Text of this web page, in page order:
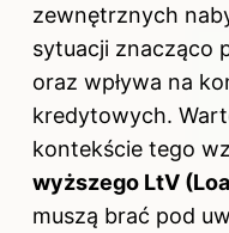
zewnętrznych
sytuacji znacząco
oraz wpływa na
kredytowych.
kontekście tego
wyższego LtV
muszą brać pod